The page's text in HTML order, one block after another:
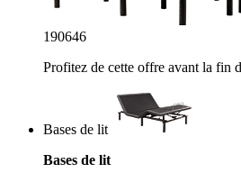
190645
Profitez de cette offre avant la fin
Bases de lit
Bases de lit